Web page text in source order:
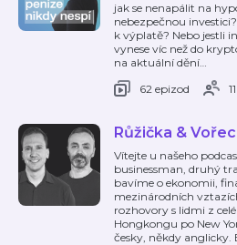
jak se nenapálit na
nebezpečnou
k výplatě? Nebo jestli
vynese víc než do
na aktuální dění…
62 epizod
Růžička &
Vítejte u našeho
businessman, druhý
bavíme o ekonomii,
mezinárodních
rozhovory s lidmi z
Hongkongu po New
česky, někdy